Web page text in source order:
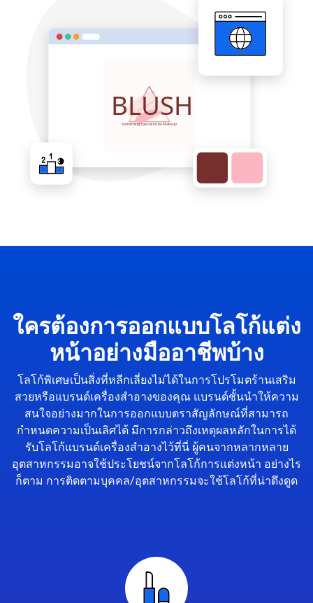
ใครต้องการออกแบบโลโก้แต่ง
หน้าอย่างมืออาชีพบ้าง
โลโก้พิเศษเป็นสิ่งที่หลีกเลี่ยงไม่ได้ในการโปรโมตร้านเสริม
สวยหรือแบรนด์เครื่องสำอางของคุณ แบรนด์ชั้นนำให้ความ
สนใจอย่างมากในการออกแบบตราสัญลักษณ์ที่สามารถ
กำหนดความเป็นเลิศได้ มีการกล่าวถึงเหตุผลหลักในการได้
รับโลโก้แบรนด์เครื่องสำอางไว้ที่นี่ ผู้คนจากหลากหลาย
อุตสาหกรรมอาจใช้ประโยชน์จากโลโก้การแต่งหน้า อย่างไร
ก็ตาม การติดตามบุคคล/อุตสาหกรรมจะใช้โลโก้ที่น่าดึงดูด